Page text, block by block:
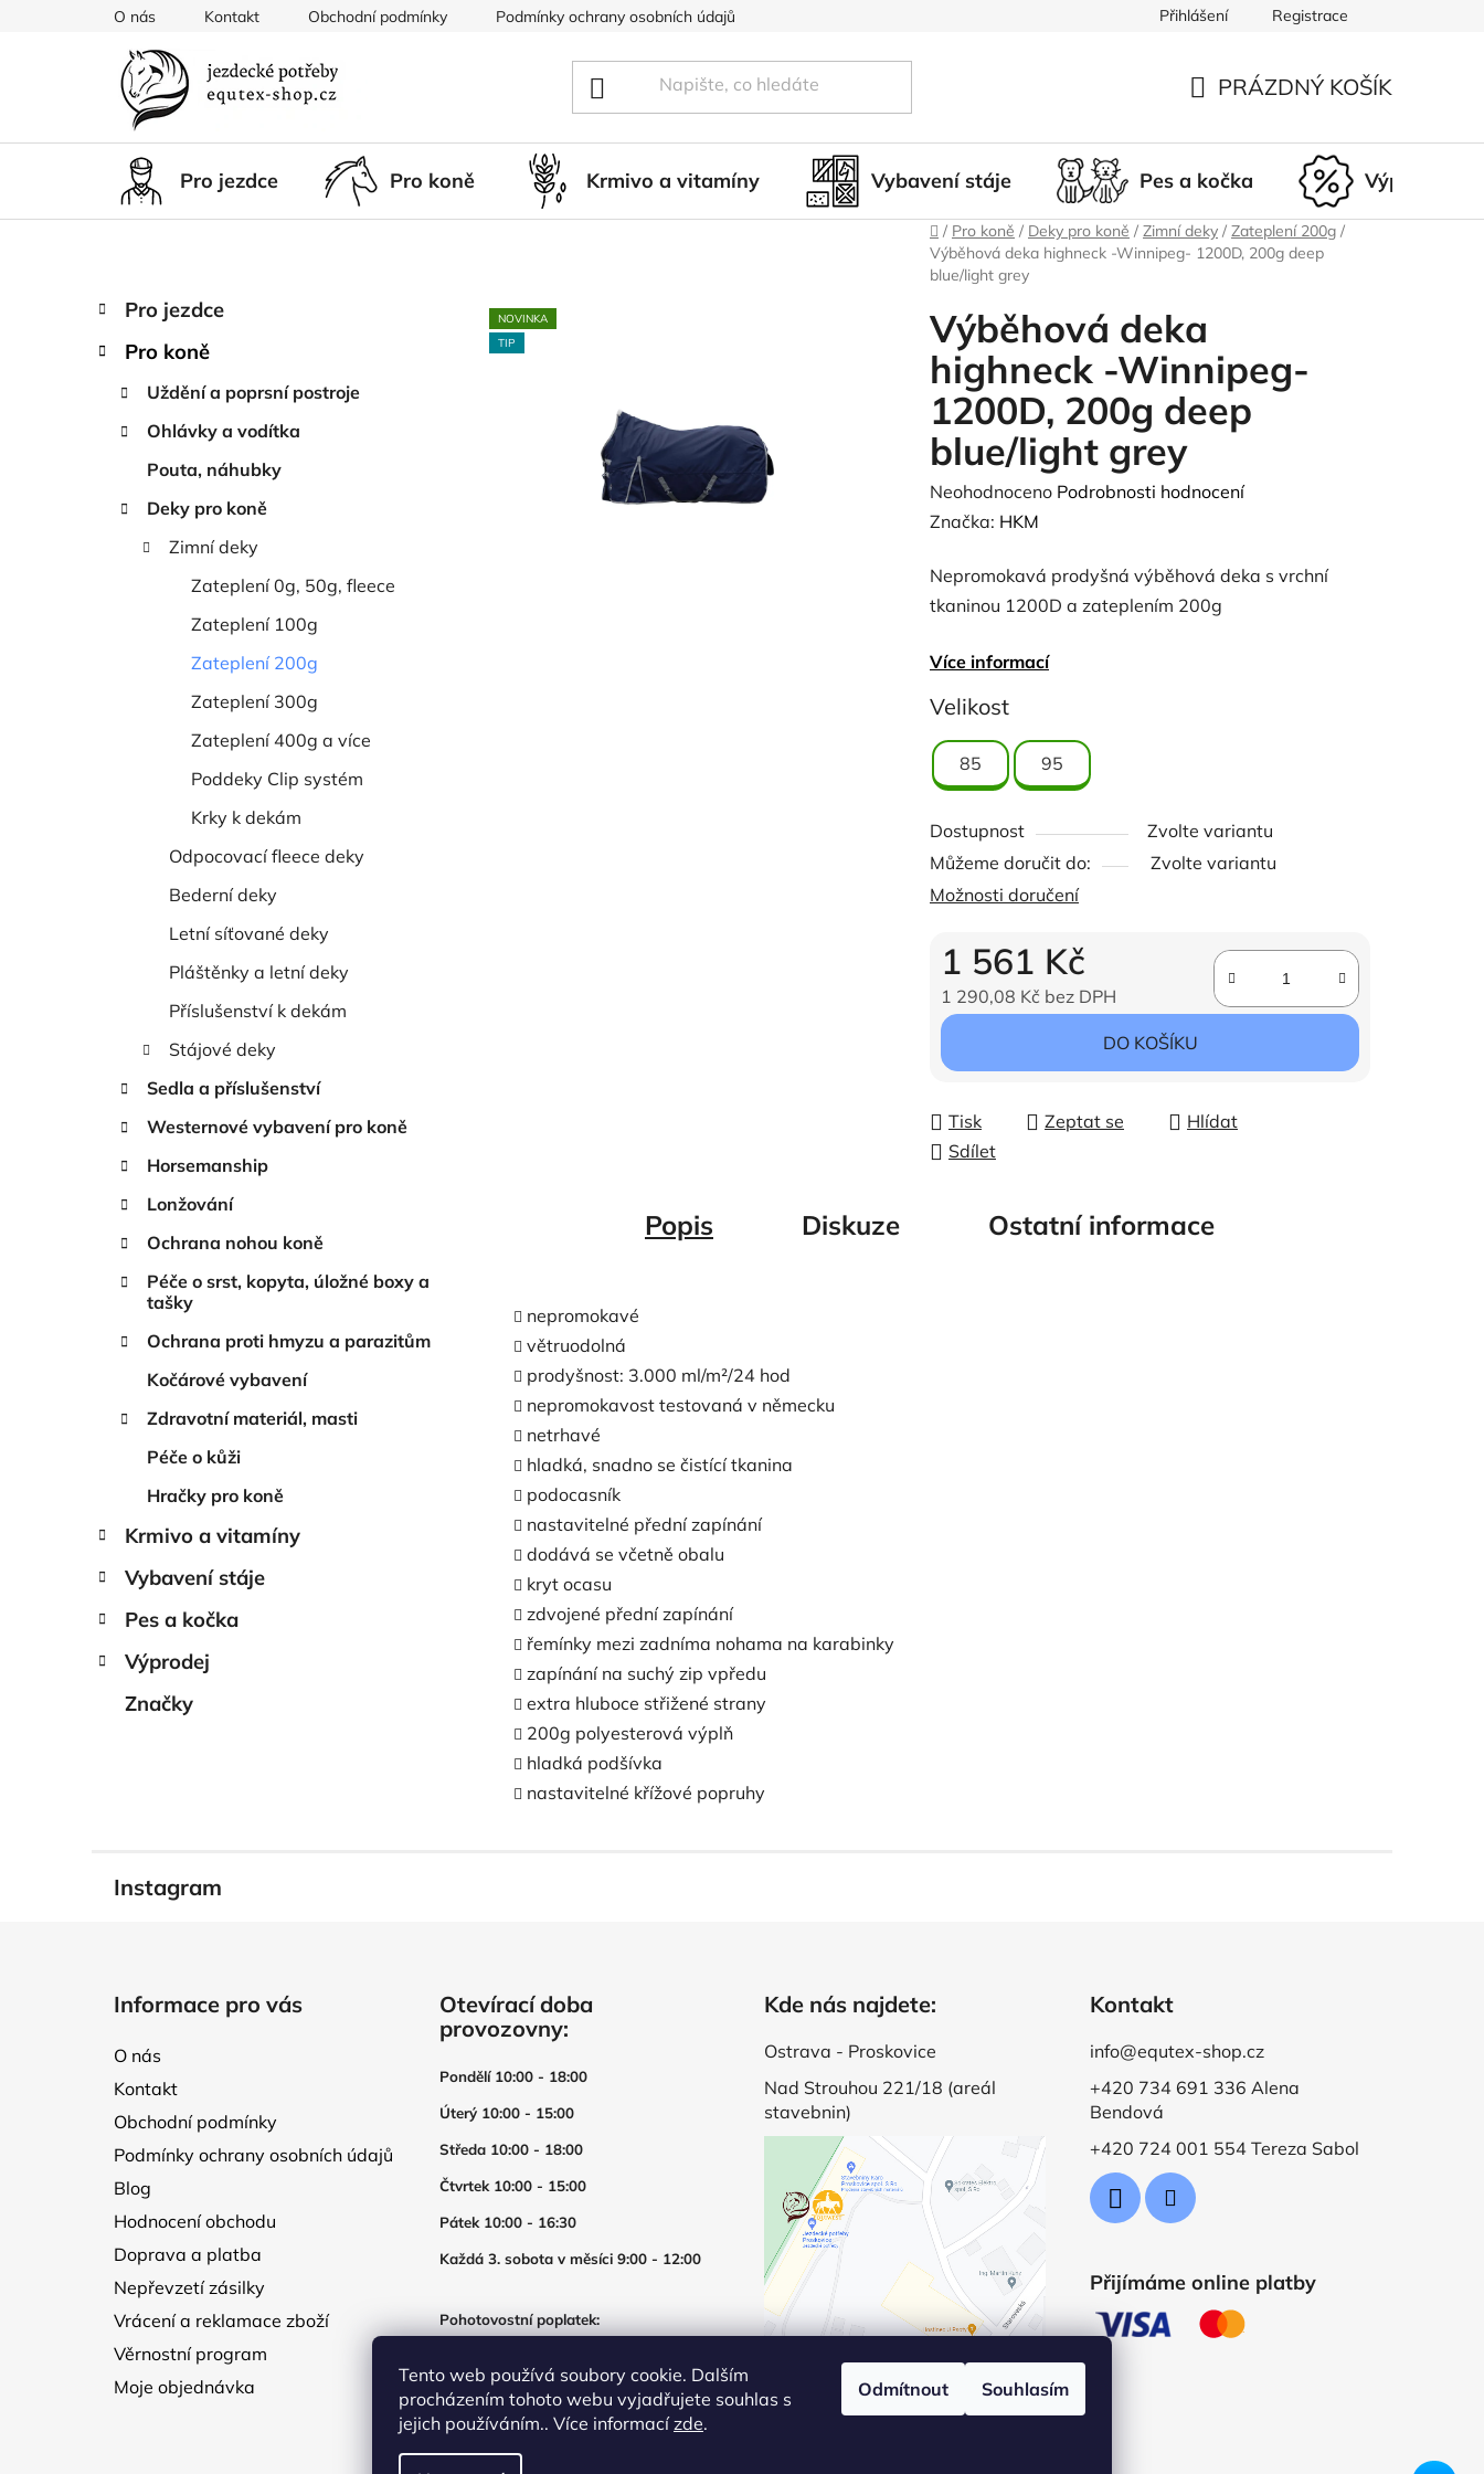
Tento web používá soubory cookie. Dalším
procházením tohoto webu vyjadřujete souhlas s
jejich používáním.. Více informacízde.
Odmítnout Souhlasím
O nás Kontakt Obchodní podmínky Podmínky ochrany osobních údajů Doprava a platba Nepřevzetí zásilky
Přihlášení Registrace
KOŠÍK
PRÁZDNÝ KOŠÍK
Pro jezdce Pro koně Krmivo a vitamíny Vybavení stáje Pes a kočka Výprodej
Domů
/ Pro koně / Deky pro koně / Zimní deky / Zateplení 200g /
Výběhová deka highneck -Winnipeg- 1200D, 200g deep
blue/light grey
P
s
Přeskočit
kategorie
K
a
Pro jezdce
Pro koně
Uždění a poprsní postroje
Ohlávky a vodítka
Pouta, náhubky
Deky pro koně
Zimní deky
Zateplení 0g, 50g, fleece
Zateplení 100g
Zateplení 200g
Zateplení 300g
Zateplení 400g a více
Poddeky Clip systém
Krky k dekám
Odpocovací fleece deky
Bederní deky
Letní síťované deky
Pláštěnky a letní deky
Příslušenství k dekám
Stájové deky
Sedla a příslušenství
Westernové vybavení pro koně
Horsemanship
Lonžování
Ochrana nohou koně
Péče o srst, kopyta, úložné boxy a
tašky
Ochrana proti hmyzu a parazitům
Kočárové vybavení
Zdravotní materiál, masti
Péče o kůži
Hračky pro koně
Krmivo a vitamíny
Vybavení stáje
Pes a kočka
Výprodej
Značky
Výběhová deka
highneck -Winnipeg-
1200D, 200g deep
blue/light grey
Průměrné
hodnocení
je
0,0
5
hvězdiček.
Neohodnoceno Podrobnosti hodnocení
Značka: HKM
Nepromokavá prodyšná výběhová deka s vrchní
tkaninou 1200D a zateplením 200g
Více informací
Velikost
85 95
Dostupnost
Zvolte variantu
Můžeme doručit do:
Zvolte variantu
Možnosti doručení
1 561 Kč
1 290,08 Kč bez DPH
Měrná cena:
DO KOŠÍKU
Tisk Zeptat se
Hlídat
Sdílet
NOVINKA
TIP
Popis Diskuze Ostatní informace
nepromokavé
větruodolná
prodyšnost: 3.000 ml/m²/24 hod
nepromokavost testovaná v německu
netrhavé
hladká, snadno se čistící tkanina
podocasník
nastavitelné přední zapínání
dodává se včetně obalu
kryt ocasu
zdvojené přední zapínání
řemínky mezi zadníma nohama na karabinky
zapínání na suchý zip vpředu
extra hluboce střižené strany
200g polyesterová výplň
hladká podšívka
nastavitelné křížové popruhy
Instagram
Informace pro vás
O nás
Kontakt
Obchodní podmínky
Podmínky ochrany osobních údajů
Blog
Hodnocení obchodu
Doprava a platba
Nepřevzetí zásilky
Vrácení a reklamace zboží
Věrnostní program
Moje objednávka
Otevírací doba
provozovny:
Pondělí 10:00 - 18:00
Úterý 10:00 - 15:00
Středa 10:00 - 18:00
Čtvrtek 10:00 - 15:00
Pátek 10:00 - 16:30
Každá 3. sobota v měsíci 9:00 - 12:00
Pohotovostní poplatek:
250Kč
Kde nás najdete:
Ostrava - Proskovice
Nad Strouhou 221/18 (areál
stavebnin)
Kontakt
info@equtex-shop.cz
+420 734 691 336 Alena
Bendová
+420 724 001 554 Tereza Sabol
Přijímáme online platby